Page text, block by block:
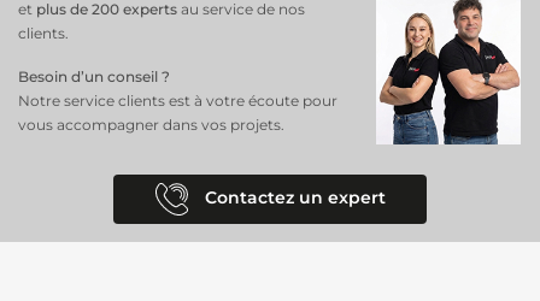
et plus de 200 experts au service de nos
clients.
Besoin d’un conseil ?
Notre service clients est à votre écoute pour
vous accompagner dans vos projets.
Contactez un expert